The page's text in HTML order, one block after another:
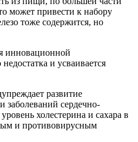
может привести к набору
тоже содержится, но
инновационной
и усваивается
развитие
заболеваний сердечно-
холестерина и сахара в
и противовирусным